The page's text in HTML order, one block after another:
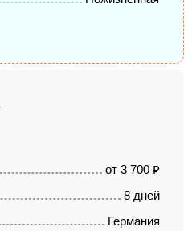
от 3 700 ₽
8 дней
Германия